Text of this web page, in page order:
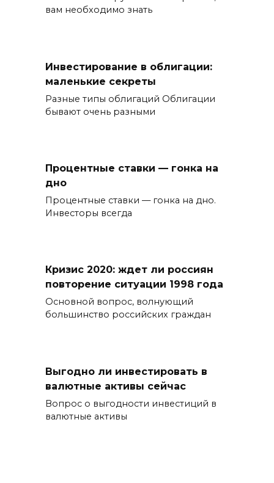
вам необходимо знать
Инвестирование в облигации:
маленькие секреты
Разные типы облигаций Облигации
бывают очень разными
Процентные ставки — гонка на
дно
Процентные ставки — гонка на дно.
Инвесторы всегда
Кризис 2020: ждет ли россиян
повторение ситуации 1998 года
Основной вопрос, волнующий
большинство российских граждан
Выгодно ли инвестировать в
валютные активы сейчас
Вопрос о выгодности инвестиций в
валютные активы